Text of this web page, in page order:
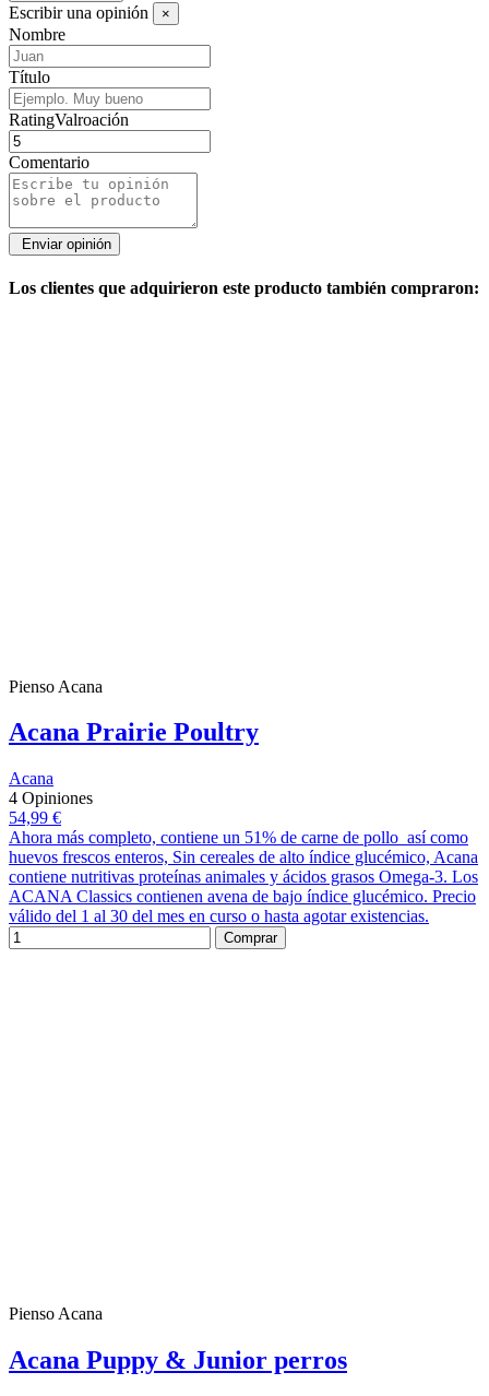
Escribir una opinión ×
Nombre
Título
RatingValroación
Comentario
Los clientes que adquirieron este producto también compraron:
Pienso Acana
Acana Prairie Poultry
Acana
4 Opiniones
54,99 €
Ahora más completo, contiene un 51% de carne de pollo así como
huevos frescos enteros, Sin cereales de alto índice glucémico, Acana
contiene nutritivas proteínas animales y ácidos grasos Omega-3. Los
ACANA Classics contienen avena de bajo índice glucémico. Precio
válido del 1 al 30 del mes en curso o hasta agotar existencias.
Comprar
Pienso Acana
Acana Puppy & Junior perros